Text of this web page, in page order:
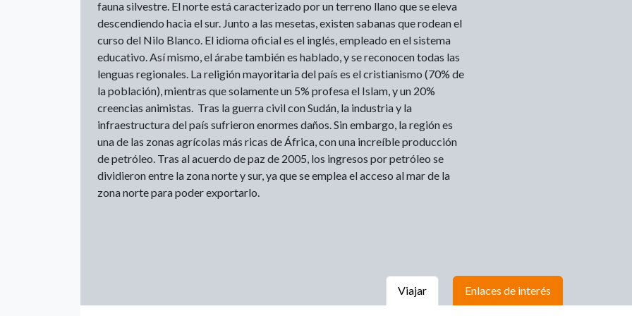
fauna silvestre. El norte está caracterizado por un terreno llano que se eleva
descendiendo hacia el sur. Junto a las mesetas, existen sabanas que rodean el
curso del Nilo Blanco. El idioma oficial es el inglés, empleado en el sistema
educativo. Así mismo, el árabe también es hablado, y se reconocen todas las
lenguas regionales. La religión mayoritaria del país es el cristianismo (70% de
la población), mientras que solamente un 5% profesa el Islam, y un 20%
creencias animistas. Tras la guerra civil con Sudán, la industria y la
infraestructura del país sufrieron enormes daños. Sin embargo, la región es
una de las zonas agrícolas más ricas de África, con una increíble producción
de petróleo. Tras al acuerdo de paz de 2005, los ingresos por petróleo se
dividieron entre la zona norte y sur, ya que se emplea el acceso al mar de la
zona norte para poder exportarlo.
Viajar Enlaces de interés